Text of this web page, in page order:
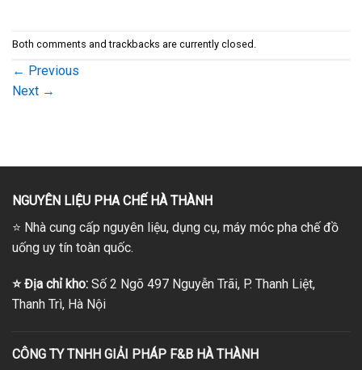
Both comments and trackbacks are currently closed.
← Previous
Next →
NGUYÊN LIỆU PHA CHẾ HÀ THÀNH
⭐ Nhà cung cấp nguyên liệu, dụng cụ, máy móc pha chế đồ
uống uy tín toàn quốc.
⭐Địa chỉ kho: Số 2 Ngõ 497 Nguyễn Trãi, P. Thanh Liệt,
Thanh Trì, Hà Nội
CÔNG TY TNHH GIẢI PHÁP F&B HÀ THÀNH